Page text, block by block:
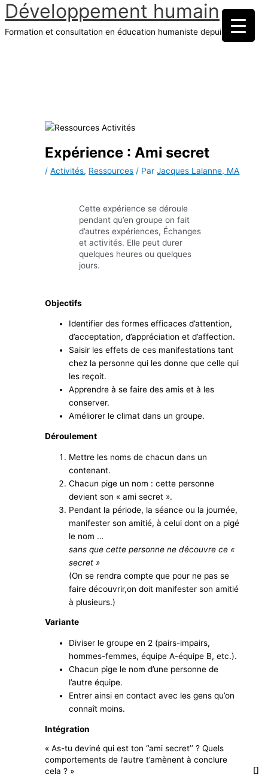
Aller
au
contenu
Développement humain
Formation et consultation en éducation humaniste depuis 1970
Expérience : Ami secret
/Activités, Ressources / ParJacques Lalanne, MA
Cette expérience se déroule
pendant qu’en groupe on fait
d’autres expériences, Échanges
et activités. Elle peut durer
quelques heures ou quelques
jours.
Objectifs
Identifier des formes efficaces d’attention,
d’acceptation, d’appréciation et d’affection.
Saisir les effets de ces manifestations tant
chez la personne qui les donne que celle qui
les reçoit.
Apprendre à se faire des amis et à les
conserver.
Améliorer le climat dans un groupe.
Déroulement
Mettre les noms de chacun dans un
contenant.
Chacun pige un nom : cette personne
devient son « ami secret ».
Pendant la période, la séance ou la journée,
manifester son amitié, à celui dont on a pigé
le nom …
sans que cette personne ne découvre ce «
secret »
(On se rendra compte que pour ne pas se
faire découvrir,on doit manifester son amitié
à plusieurs.)
Variante
Diviser le groupe en 2 (pairs-impairs,
hommes-femmes, équipe A-équipe B, etc.).
Chacun pige le nom d’une personne de
l’autre équipe.
Entrer ainsi en contact avec les gens qu’on
connaît moins.
Intégration
« As-tu deviné qui est ton ‘’ami secret’’ ? Quels
comportements de l’autre t’amènent à conclure
cela ? »